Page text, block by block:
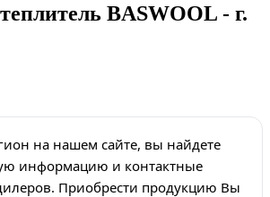
BASWOOL - г.
на нашем сайте, вы найдете
информацию и контактные
Приобрести продукцию Вы